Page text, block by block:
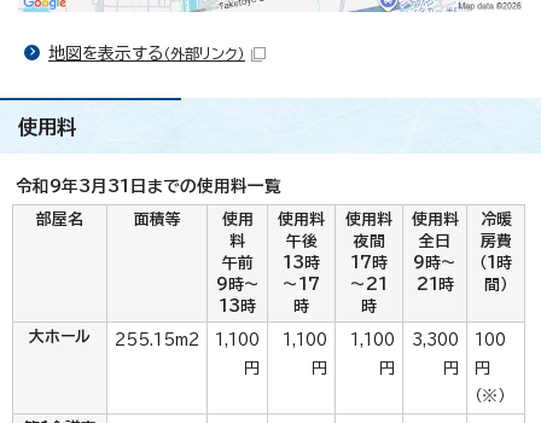
地図を表示する （外部リンク）
使用料
令和9年3月31日までの使用料一覧
部屋名 面積等
使用
料
午前
9時～
13時
使用料
午後
13時
～17
時
使用料
夜間
17時
～21
時
使用料
全日
9時～
21時
冷暖
房費
（1時
間）
大ホール 255.15m2
1,100
円
1,100
円
1,100
円
3,300
円
100
円
（※）